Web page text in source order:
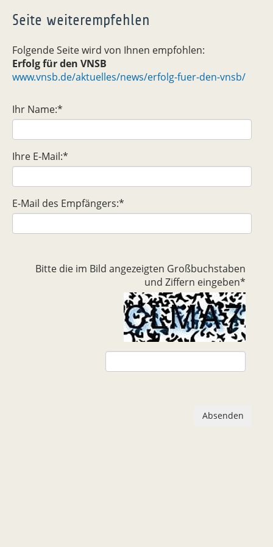
Seite weiterempfehlen
Folgende Seite wird von Ihnen empfohlen:
Erfolg für den VNSB
www.vnsb.de/aktuelles/news/erfolg-fuer-den-vnsb/
Ihr Name:*
Ihre E-Mail:*
E-Mail des Empfängers:*
Bitte die im Bild angezeigten Großbuchstaben
und Ziffern eingeben*
Absenden